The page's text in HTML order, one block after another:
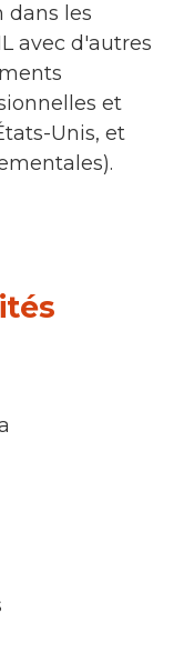
dans les
avec d'autres
et
Unis, et